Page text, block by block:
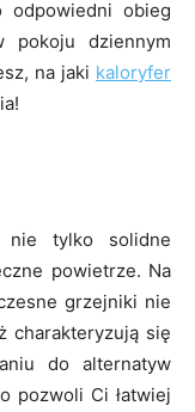
obieg
pokoju dziennym
na jaki kaloryfer
tylko solidne
powietrze. Na
grzejniki nie
charakteryzują się
do alternatyw
pozwoli Ci łatwiej